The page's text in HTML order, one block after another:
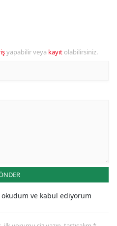
yapabilir veya kayıt olabilirsiniz.
okudum ve kabul ediyorum